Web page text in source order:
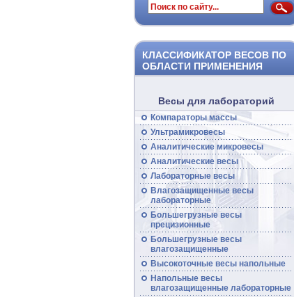
КЛАССИФИКАТОР ВЕСОВ ПО
ОБЛАСТИ ПРИМЕНЕНИЯ
Весы для лабораторий
Компараторы массы
Ультрамикровесы
Аналитические микровесы
Аналитические весы
Лабораторные весы
Влагозащищенные весы
лабораторные
Большегрузные весы
прецизионные
Большегрузные весы
влагозащищенные
Высокоточные весынапольные
Напольные весы
влагозащищенные лабораторные